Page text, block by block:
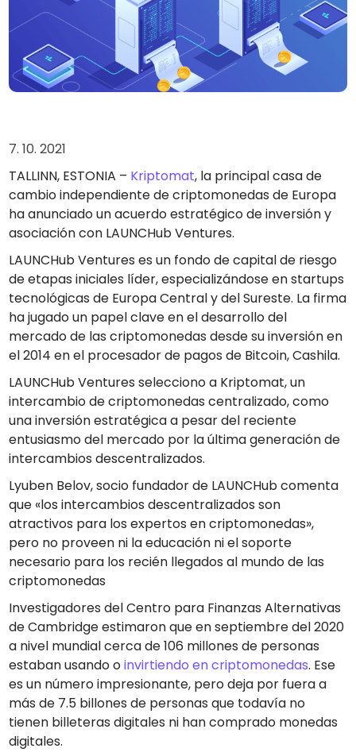
Encuentra tu estrategia cripto
KriptoEarn
Gana recompensas con tus criptomonedas
Bóveda
Inversiones programadas regularmente (DCA)
Alertas de precios
Actualizaciones de precios a tiempo real para tus tokens
favoritos
Explorar activos
Análisis de cartera
Perspectiva inteligente para un rendimiento óptimo
7. 10. 2021
TALLINN, ESTONIA – Kriptomat, la principal casa de
cambio independiente de criptomonedas de Europa
ha anunciado un acuerdo estratégico de inversión y
asociación con LAUNCHub Ventures.
LAUNCHub Ventures es un fondo de capital de riesgo
de etapas iniciales líder, especializándose en startups
tecnológicas de Europa Central y del Sureste. La firma
ha jugado un papel clave en el desarrollo del
mercado de las criptomonedas desde su inversión en
el 2014 en el procesador de pagos de Bitcoin, Cashila.
LAUNCHub Ventures selecciono a Kriptomat, un
intercambio de criptomonedas centralizado, como
una inversión estratégica a pesar del reciente
entusiasmo del mercado por la última generación de
intercambios descentralizados.
Lyuben Belov, socio fundador de LAUNCHub comenta
que «los intercambios descentralizados son
atractivos para los expertos en criptomonedas»,
pero no proveen ni la educación ni el soporte
necesario para los recién llegados al mundo de las
criptomonedas
Investigadores del Centro para Finanzas Alternativas
de Cambridge estimaron que en septiembre del 2020
a nivel mundial cerca de 106 millones de personas
estaban usando oinvirtiendo en criptomonedas. Ese
es un número impresionante, pero deja por fuera a
más de 7.5 billones de personas que todavía no
tienen billeteras digitales ni han comprado monedas
digitales.